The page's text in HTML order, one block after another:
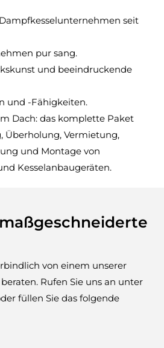
seit
pur sang.
und beeindruckende
und -Fähigkeiten.
Dach: das komplette Paket
Überholung, Vermietung,
und Montage von
Kesselanbaugeräten.
von einem unserer
Rufen Sie uns an unter
füllen Sie das folgende